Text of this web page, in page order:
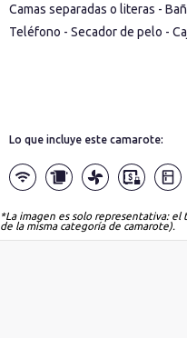
Camas separadas o literas -
Teléfono - Secador de pelo -
Lo que incluye este camarote:
*La imagen es solo representativa:
de la misma categoría de camarote).